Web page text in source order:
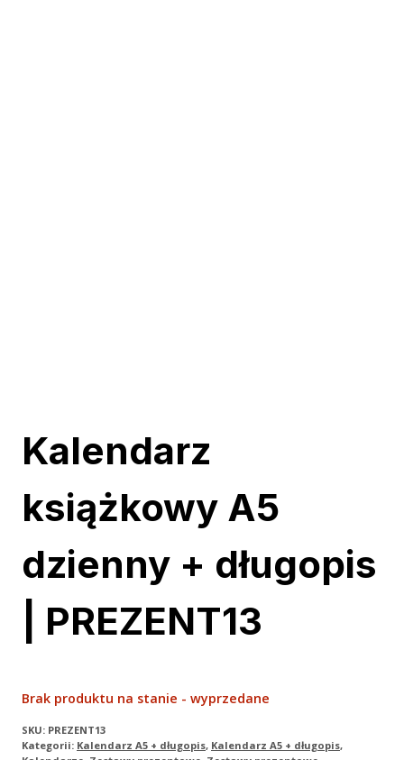
Kalendarz
książkowy A5
dzienny + długopis
| PREZENT13
Brak produktu na stanie - wyprzedane
SKU: PREZENT13
Kategorii: Kalendarz A5 + długopis, Kalendarz A5 + długopis,